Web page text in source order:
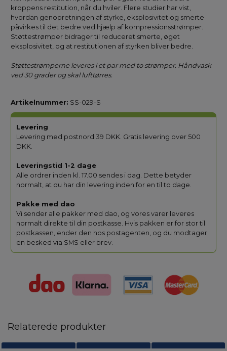
kroppens restitution, når du hviler. Flere studier har vist,
hvordan genopretningen af styrke, eksplosivitet og smerte
påvirkes til det bedre ved hjælp af kompressionsstrømper.
Støttestrømper bidrager til reduceret smerte, øget
eksplosivitet, og at restitutionen af styrken bliver bedre.
Støttestrømperne leveres i et par med to strømper. Håndvask
ved 30 grader og skal lufttørres.
Artikelnummer: SS-029-S
Levering
Levering med postnord 39 DKK. Gratis levering over 500
DKK.
Leveringstid 1-2 dage
Alle ordrer inden kl. 17.00 sendes i dag. Dette betyder
normalt, at du har din levering inden for en til to dage.
Pakke med dao
Vi sender alle pakker med dao, og vores varer leveres
normalt direkte til din postkasse. Hvis pakken er for stor til
postkassen, ender den hos postagenten, og du modtager
en besked via SMS eller brev.
Relaterede produkter